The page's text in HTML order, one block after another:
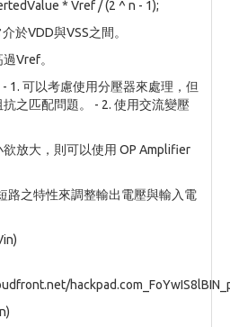
* Vref / (2 ^ n - 1);
於VDD與VSS之間。
Vref。
1. 可以考慮使用分壓器來處理，但
之匹配問題。 - 2. 使用交流變壓
放大，則可以使用 OP Amplifier
路之特性來調整輸出電壓與輸入電